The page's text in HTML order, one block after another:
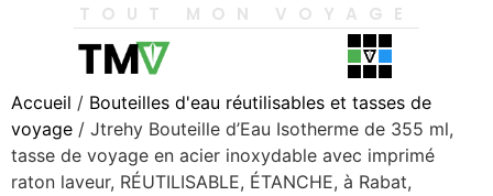
TOUT MON VOYAGE
Accueil / Bouteilles d'eau réutilisables et tasses de
voyage / Jtrehy Bouteille d’Eau Isotherme de 355 ml,
tasse de voyage en acier inoxydable avec imprimé
raton laveur, RÉUTILISABLE, ÉTANCHE, à Rabat,